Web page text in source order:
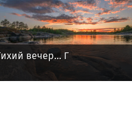
вечер... Г